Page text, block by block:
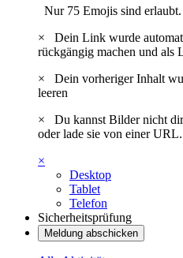
Nur 75 Emojis sind erlaubt.
×
Dein Link wurde
rückgängig machen und als
×
Dein vorheriger Inhalt
leeren
×
Du kannst Bilder nicht
oder lade sie von einer URL.
×
Desktop
Tablet
Telefon
Sicherheitsprüfung
Meldung abschicken